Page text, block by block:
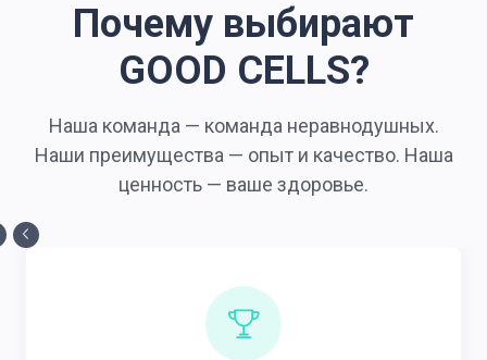
Почему выбирают
GOOD CELLS?
Наша команда — команда неравнодушных.
Наши преимущества — опыт и качество. Наша
ценность — ваше здоровье.